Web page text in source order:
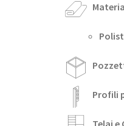
Profili